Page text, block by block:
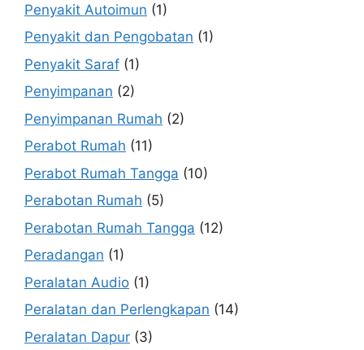
Penyakit Autoimun (1)
Penyakit dan Pengobatan (1)
Penyakit Saraf (1)
Penyimpanan (2)
Penyimpanan Rumah (2)
Perabot Rumah (11)
Perabot Rumah Tangga (10)
Perabotan Rumah (5)
Perabotan Rumah Tangga (12)
Peradangan (1)
Peralatan Audio (1)
Peralatan dan Perlengkapan (14)
Peralatan Dapur (3)